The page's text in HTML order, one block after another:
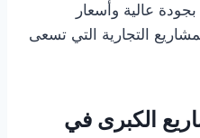
عالية وأسعار
التجارية التي تسعى
الكبرى في